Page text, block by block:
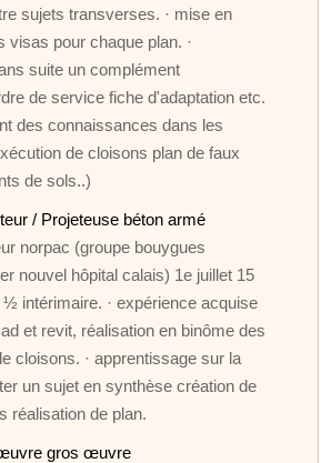
sujets transverses. · mise en
visas pour chaque plan. ·
suite un complément
de service fiche d'adaptation etc.
des connaissances dans les
de cloisons plan de faux
de sols..)
/ Projeteuse béton armé
norpac (groupe bouygues
nouvel hôpital calais) 1e juillet 15
intérimaire. · expérience acquise
et revit, réalisation en binôme des
cloisons. · apprentissage sur la
un sujet en synthèse création de
réalisation de plan.
gros œuvre